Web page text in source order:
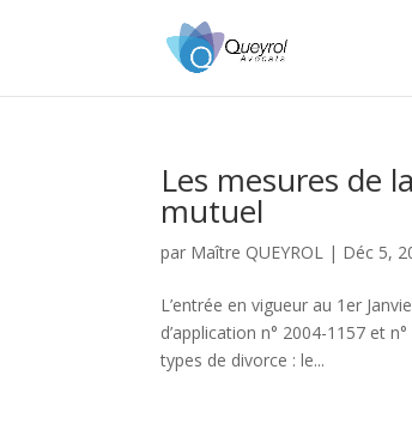
Les mesures de
mutuel
par Maître QUEYROL | Déc 5,
L’entrée en vigueur au 1er
d’application n° 2004-1157 et
types de divorce : le...